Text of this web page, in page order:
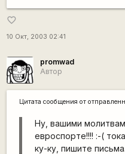
favorite_border
10 Окт, 2003 02:41
promwad
Автор
Цитата сообщения от
Ну, вашими
евроспорте!!!! :-(
ку-ку, пишите